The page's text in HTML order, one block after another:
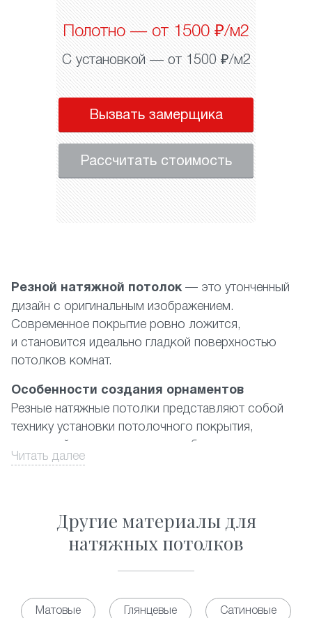
Полотно — от 1500 ₽/м2
С установкой — от 1500 ₽/м2
Вызвать замерщика
Рассчитать стоимость
Резной натяжной потолок — это утонченный
дизайн с оригинальным изображением.
Современное покрытие ровно ложится,
и становится идеально гладкой поверхностью
потолков комнат.
Особенности создания орнаментов
Резные натяжные потолки представляют собой
технику установки потолочного покрытия,
в которой используются два и более полотна
ПВХ-материала, где наружный имеет
из дополняющих друг друга цветов. Орнамент
правильных геометрических фигур разных
размеров. Существующий на данный момент
из них, а также ответ на вопрос, сколько стоит
Читать далее
Другие материалы для
натяжных потолков
Матовые Глянцевые Сатиновые